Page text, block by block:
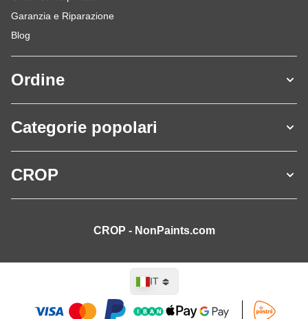
Garanzia e Riparazione
Blog
Ordine
Categorie popolari
CROP
CROP - NonPaints.com
Lingua
IT